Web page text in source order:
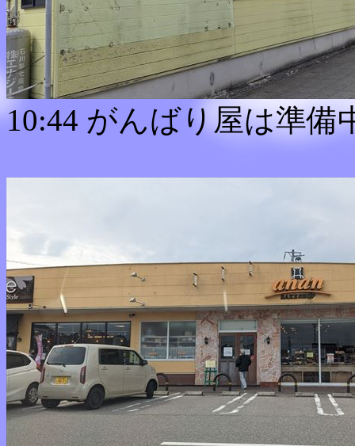
10:44 がんばり屋は準備